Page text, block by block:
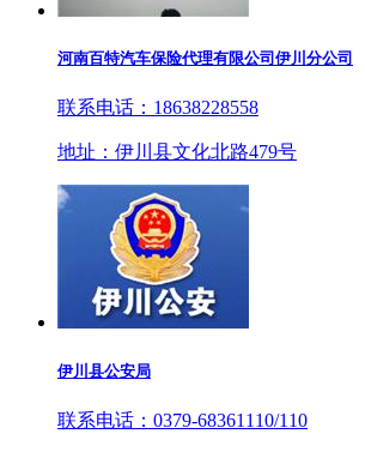
河南百特汽车保险代理有限公司伊川分公司
联系电话：18638228558
地址：伊川县文化北路479号
伊川县公安局
联系电话：0379-68361110/110